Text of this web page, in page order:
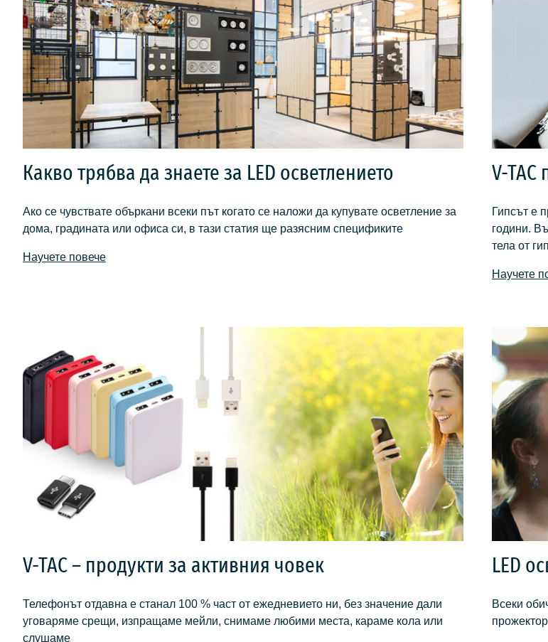
Какво трябва да знаете за LED осветлението
Ако се чувствате объркани всеки път когато се наложи да купувате осветление за
дома, градината или офиса си, в тази статия ще разясним спецификите
Научете повече
V-TAC
Гипсът е
години.
тела от
Научете
V-TAC – продукти за активния човек
Телефонът отдавна е станал 100 % част от ежедневието ни, без значение дали
уговаряме срещи, изпращаме мейли, снимаме любими места, караме кола или
слушаме
LED
Всеки